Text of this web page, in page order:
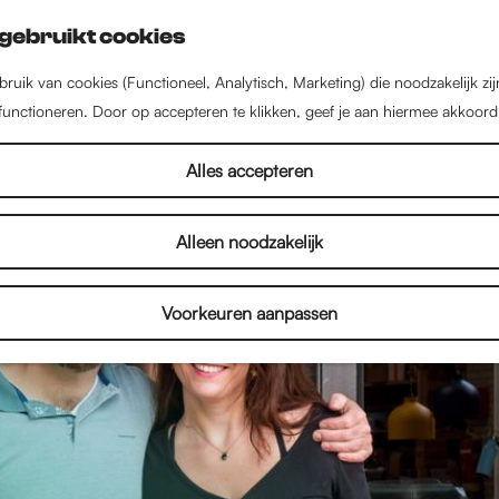
cookies
van cookies (Functioneel, Analytisch, Marketing) die noodzakelijk
Door op accepteren te klikken, geef je aan hiermee
Alles accepteren
Alleen noodzakelijk
Voorkeuren aanpassen